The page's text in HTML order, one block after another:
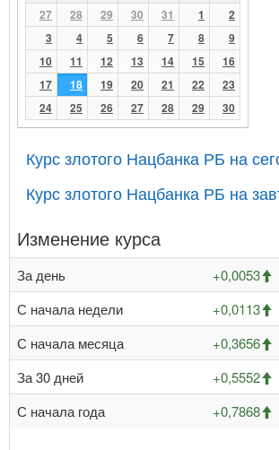
27
28 29 30 31 1
2
3
4 5 6 7 8
9
10
11 12 13 14 15
16
17
18 19 20 21 22
23
24
25 26 27 28 29 30
Курс злотого Нацбанка РБ на
Курс злотого Нацбанка РБ на
Изменение курса
За день +0,0053
С начала недели
+0,0113
С начала месяца
+0,3656
За 30 дней
+0,5552
С начала года
+0,7868